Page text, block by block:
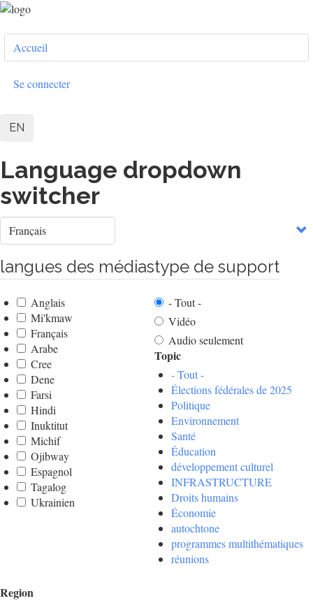
Aller
contenu
principal
User
account
menu
Accueil
Se connecter
EN
Language dropdown
switcher
Select
your
langues des médias
Anglais
Mi'kmaw
Français
Arabe
Cree
Dene
Farsi
Hindi
Inuktitut
Michif
Ojibway
Espagnol
Tagalog
Ukrainien
type de support
- Tout -
Vidéo
Audio seulement
Topic
- Tout -
Élections fédérales de 2025
Politique
Environnement
Santé
Éducation
développement culturel
INFRASTRUCTURE
Droits humains
Économie
autochtone
programmes multithématiques
réunions
Region